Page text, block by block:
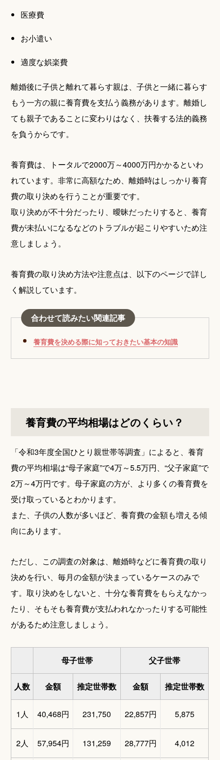
医療費
お小遣い
適度な娯楽費
離婚後に子供と離れて暮らす親は、子供と一緒に暮らす
もう一方の親に養育費を支払う義務があります。離婚し
ても親子であることに変わりはなく、扶養する法的義務
を負うからです。
養育費は、トータルで2000万～4000万円かかるといわ
れています。非常に高額なため、離婚時はしっかり養育
費の取り決めを行うことが重要です。
取り決めが不十分だったり、曖昧だったりすると、養育
費が未払いになるなどのトラブルが起こりやすいため注
意しましょう。
養育費の取り決め方法や注意点は、以下のページで詳し
く解説しています。
合わせて読みたい関連記事
養育費を決める際に知っておきたい基本の知識
養育費の平均相場はどのくらい？
「令和3年度全国ひとり親世帯等調査」によると、養育
費の平均相場は“母子家庭”で4万～5.5万円、“父子家庭”で
2万～4万円です。母子家庭の方が、より多くの養育費を
受け取っているとわかります。
また、子供の人数が多いほど、養育費の金額も増える傾
向にあります。
ただし、この調査の対象は、離婚時などに養育費の取り
決めを行い、毎月の金額が決まっているケースのみで
す。取り決めをしないと、十分な養育費をもらえなかっ
たり、そもそも養育費が支払われなかったりする可能性
があるため注意しましょう。
母子世帯 父子世帯
人数 金額 推定世帯数 金額 推定世帯数
1人 40,468円 231,750 22,857円 5,875
2人 57,954円 131,259 28,777円 4,012